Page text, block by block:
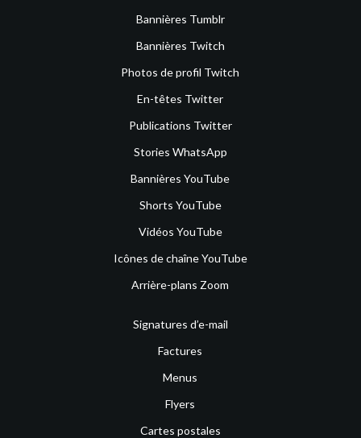
Bannières Tumblr
Bannières Twitch
Photos de profil Twitch
En-têtes Twitter
Publications Twitter
Stories WhatsApp
Bannières YouTube
Shorts YouTube
Vidéos YouTube
Icônes de chaîne YouTube
Arrière-plans Zoom
Signatures d’e-mail
Factures
Menus
Flyers
Cartes postales